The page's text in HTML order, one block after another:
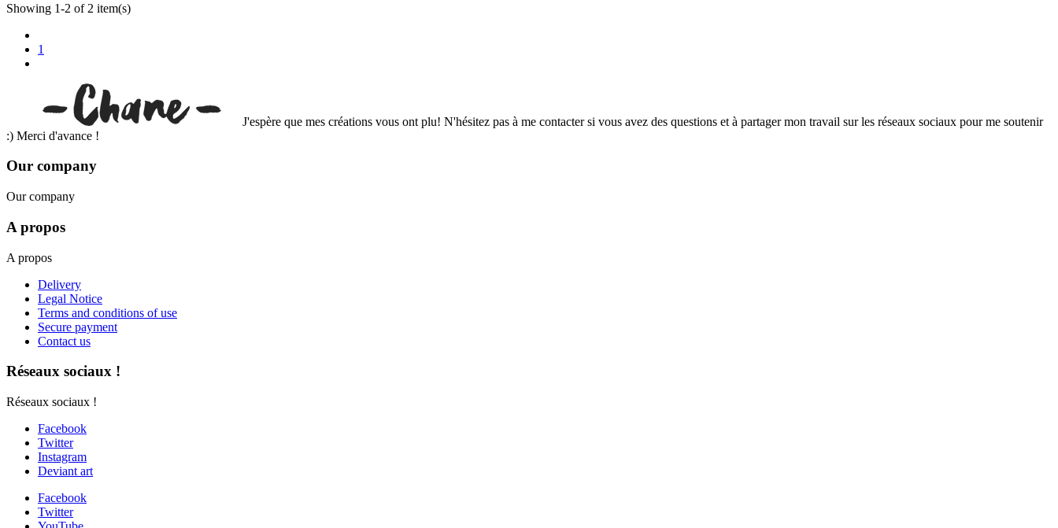
Showing 1-2 of 2 item(s)
1
J'espère que mes créations vous ont plu! N'hésitez pas à me contacter si vous avez des questions et à partager mon travail sur les réseaux sociaux pour me soutenir
:) Merci d'avance !
Our company
Our company
A propos
A propos
Delivery
Legal Notice
Terms and conditions of use
Secure payment
Contact us
Réseaux sociaux !
Réseaux sociaux !
Facebook
Twitter
Instagram
Deviant art
Facebook
Twitter